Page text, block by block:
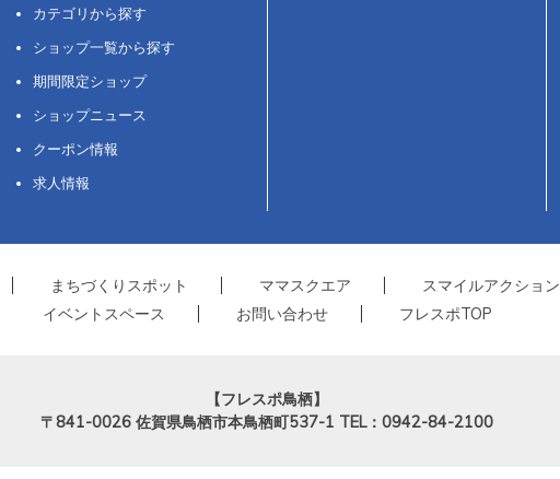
カテゴリから探す
ショップ一覧から探す
期間限定ショップ
ショップニュース
クーポン情報
求人情報
まちづくりスポット ママスクエア スマイルアクション
イベントスペース
お問い合わせ フレスポTOP
【フレスポ鳥栖】
〒841-0026 佐賀県鳥栖市本鳥栖町537-1 TEL：0942-84-2100